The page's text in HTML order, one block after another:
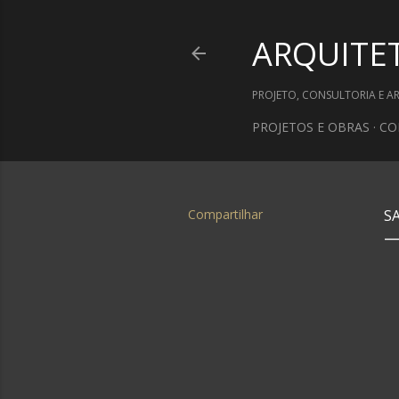
PROJETO, CONSULTORIA E
PROJETOS E OBRAS
Compartilhar